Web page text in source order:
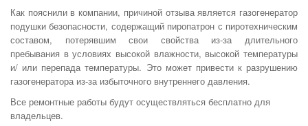
Как пояснили в компании, причиной отзыва является газогенератор
подушки безопасности, содержащий пиропатрон с пиротехническим
составом, потерявшим свои свойства из-за длительного
пребывания в условиях высокой влажности, высокой температуры
и/ или перепада температуры. Это может привести к разрушению
газогенератора из-за избыточного внутреннего давления.
Все ремонтные работы будут осуществляться бесплатно для
владельцев.